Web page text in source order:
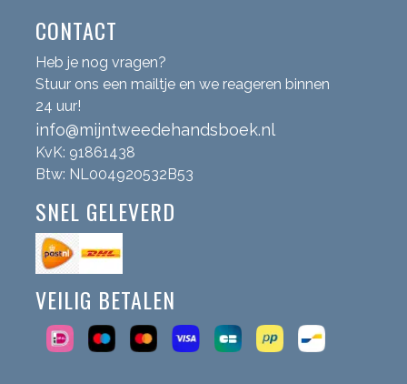
CONTACT
Heb je nog vragen?
Stuur ons een mailtje en we reageren binnen
24 uur!
info@mijntweedehandsboek.nl
KvK: 91861438
Btw: NL004920532B53
SNEL GELEVERD
VEILIG BETALEN